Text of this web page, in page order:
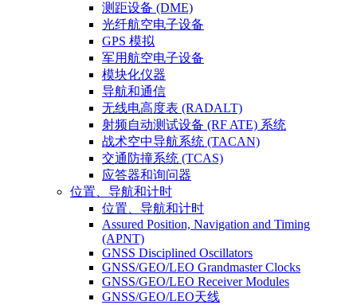
测距设备 (DME)
光纤航空电子设备
GPS 模拟
军用航空电子设备
模块化仪器
导航和通信
无线电高度表 (RADALT)
射频自动测试设备 (RF ATE) 系统
战术空中导航系统 (TACAN)
交通防撞系统 (TCAS)
应答器和询问器
位置、导航和计时
位置、导航和计时
Assured Position, Navigation and Timing
(APNT)
GNSS Disciplined Oscillators
GNSS/GEO/LEO Grandmaster Clocks
GNSS/GEO/LEO Receiver Modules
GNSS/GEO/LEO天线